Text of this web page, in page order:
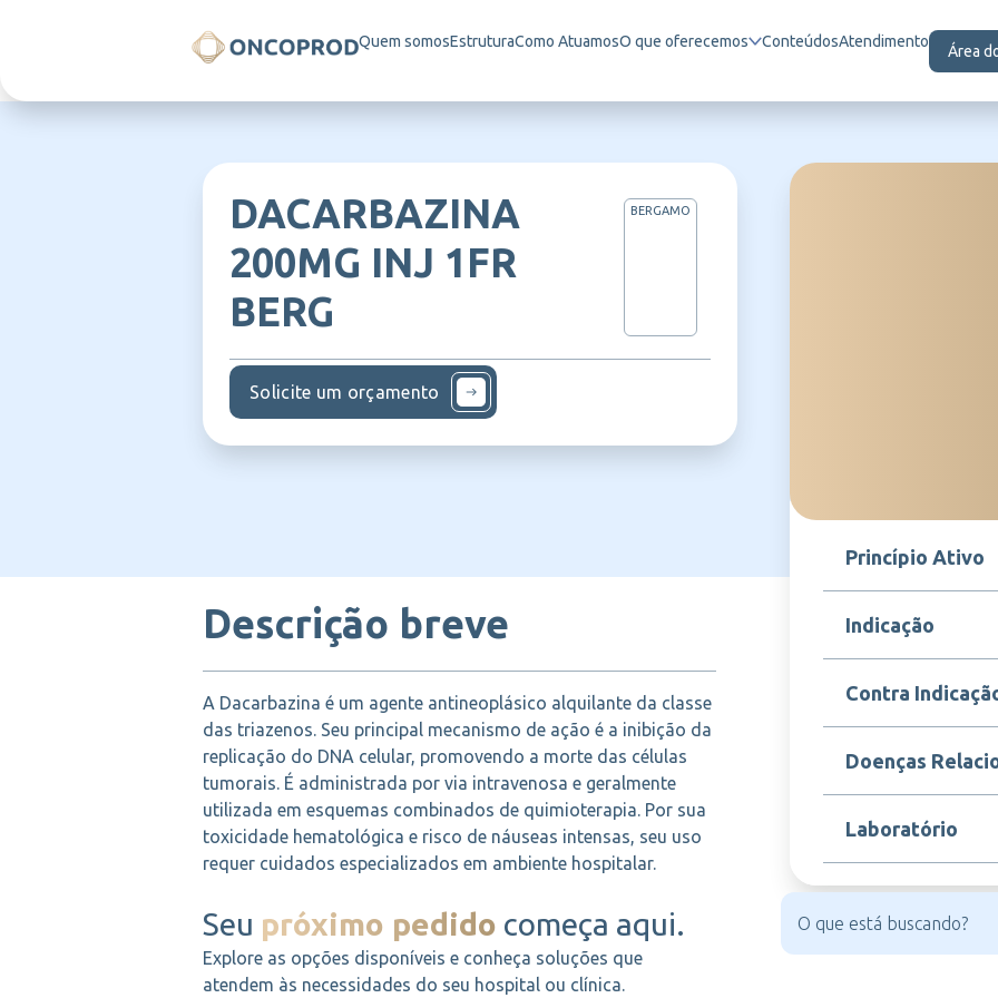
Quem somosEstruturaComo AtuamosO que oferecemos ConteúdosAtendimento
Área
DACARBAZINA
200MG INJ 1FR
BERG
BERGAMO
Solicite um orçamento
Princípio Ativo
Dacarbazina
Indicação
Dacarbazina é um
alquilantes que
tumorais, resultando
médica, por via
semanas. Na doença
Contra
Este medicamento é
à dacarbazina ou a
Não deve ser
caso de suspeita de
Doenças
A dacarbazina é
maligno metastático
doença de Hodgkin,
Laboratório
BERGAMO
Descrição breve
A Dacarbazina é um agente antineoplásico alquilante da classe
das triazenos. Seu principal mecanismo de ação é a inibição da
replicação do DNA celular, promovendo a morte das células
tumorais. É administrada por via intravenosa e geralmente
utilizada em esquemas combinados de quimioterapia. Por sua
toxicidade hematológica e risco de náuseas intensas, seu uso
requer cuidados especializados em ambiente hospitalar.
Seu próximo pedido começa aqui.
Explore as opções disponíveis e conheça soluções que
atendem às necessidades do seu hospital ou clínica.